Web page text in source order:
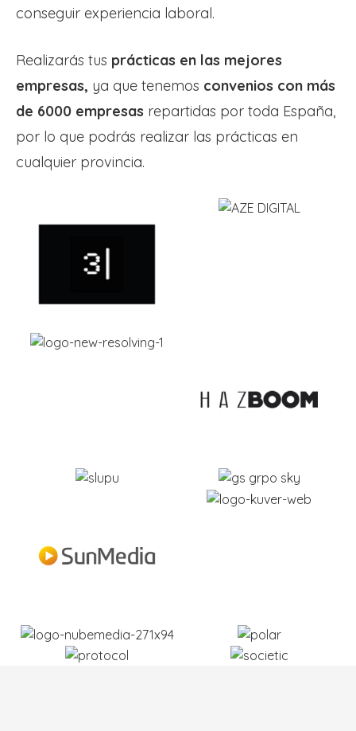
conseguir experiencia laboral.
Realizarás tus prácticas en las mejores
empresas, ya que tenemos convenios con más
de 6000 empresas repartidas por toda España,
por lo que podrás realizar las prácticas en
cualquier provincia.